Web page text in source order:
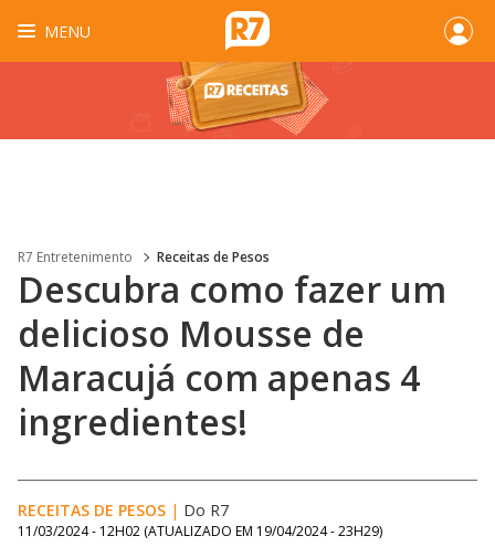
MENU
R7 Entretenimento Receitas de Pesos
Descubra como fazer um
delicioso Mousse de
Maracujá com apenas 4
ingredientes!
RECEITAS DE PESOS | Do R7
11/03/2024 - 12H02 (ATUALIZADO EM 19/04/2024 - 23H29)